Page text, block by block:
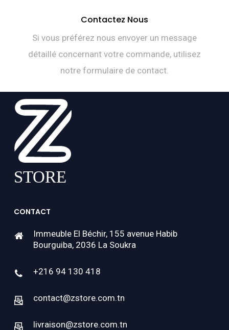
Contactez Nous
Si vous préférez nous envoyer un message
détaillé concernant votre commande, utilisez
notre formulaire de contact.
CONTACT
Immeuble El Béchir, 155 avenue Habib
Bourguiba, 2036 La Soukra
+216 94 130 418
contact@zstore.com.tn
livraison@zstore.com.tn